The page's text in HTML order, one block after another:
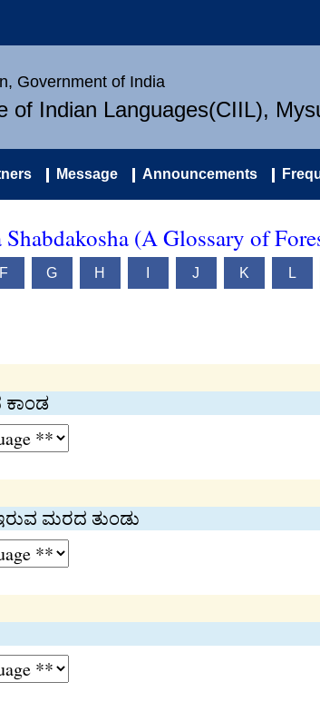
Government of India
of Indian Languages(CIIL),
Message Announcements
(A Glossary of
F G H J K L
ಕಾಂಡ
ಮರದ ತುಂಡು